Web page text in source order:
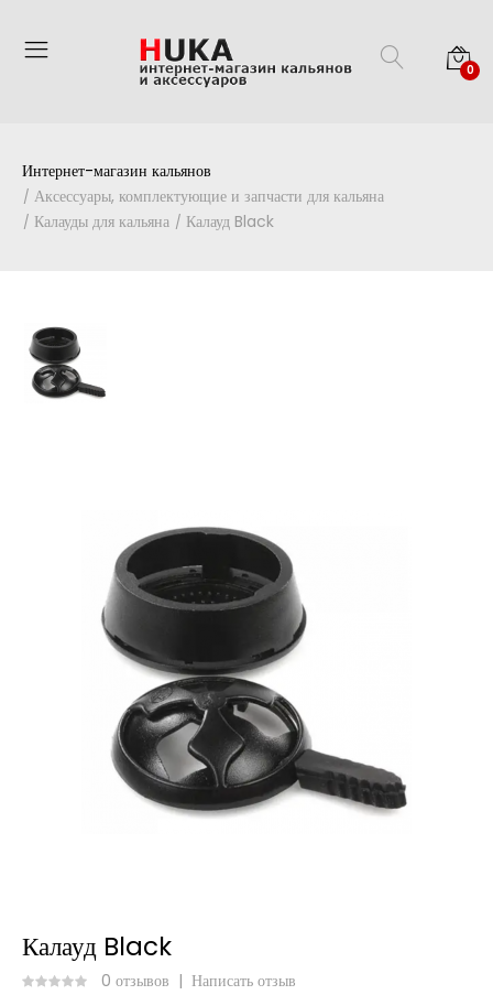
0
Интернет-магазин кальянов
Аксессуары, комплектующие и запчасти для кальяна
Калауды для кальяна
Калауд Black
Калауд Black
0 отзывов | Написать отзыв